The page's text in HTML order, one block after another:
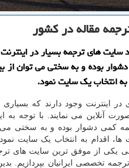
مقاله در كشور
سایت های ترجمه بسیار در
بوده و به سختی می توان از
انتخاب یك سایت نمود.
اینترنت وجود دارند که بسیاری
آنلاین می نمایند. با توجه به
کمی دشوار بوده و به سختی می
اقدام به انتخاب یک سایت
یکی از موفق ترین سایت های
تخصصی ایرانیان بپردازیم.